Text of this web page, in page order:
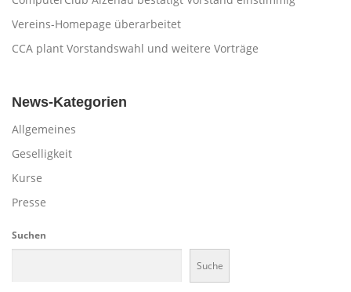
Vereins-Homepage überarbeitet
CCA plant Vorstandswahl und weitere Vorträge
News-Kategorien
Allgemeines
Geselligkeit
Kurse
Presse
Suchen
Suche